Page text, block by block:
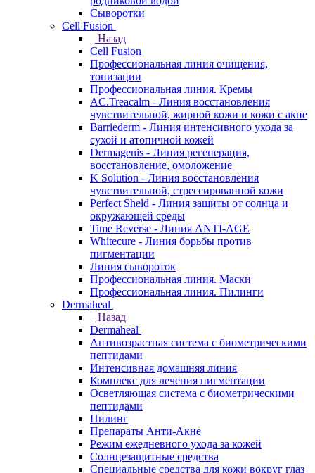
Сыворотки
Cell Fusion
Назад
Cell Fusion
Профессиональная линия очищения,
тонизации
Профессиональная линия. Кремы
AC.Treacalm - Линия восстановления
чувствительной, жирной кожи и кожи с акне
Barriederm - Линия интенсивного ухода за
сухой и атопичной кожей
Dermagenis - Линия регенерация,
восстановление, омоложение
K Solution - Линия восстановления
чувствительной, стрессированной кожи
Perfect Sheld - Линия защиты от солнца и
окружающей среды
Time Reverse - Линия ANTI-AGE
Whitecure - Линия борьбы против
пигментации
Линия сывороток
Профессиональная линия. Маски
Профессиональная линия. Пилинги
Dermaheal
Назад
Dermaheal
Антивозрастная система с биометрическими
пептидами
Интенсивная домашняя линия
Комплекс для лечения пигментации
Осветляющая система с биометрическими
пептидами
Пилинг
Препараты Анти-Акне
Режим ежедневного ухода за кожей
Солнцезащитные средства
Специальные средства для кожи вокруг глаз